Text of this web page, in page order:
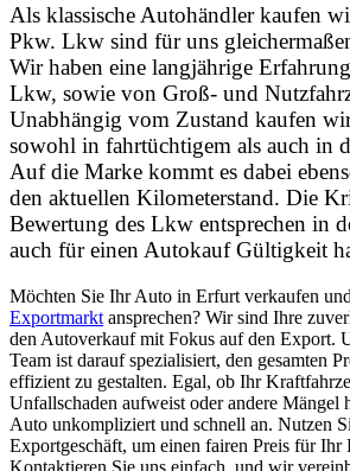
Als klassische Autohändler kaufen
Pkw. Lkw sind für uns
Wir haben eine langjährige
Lkw, sowie von Groß- und
Unabhängig vom Zustand kaufen
sowohl in fahrtüchtigem als auch in
Auf die Marke kommt es dabei
den aktuellen Kilometerstand. Die
Bewertung des Lkw entsprechen in
auch für einen Autokauf Gültigkeit
Möchten Sie Ihr Auto in Erfurt verkaufen
Exportmarkt ansprechen? Wir sind Ihre
den Autoverkauf mit Fokus auf den Export.
Team ist darauf spezialisiert, den gesamten
effizient zu gestalten. Egal, ob Ihr
Unfallschaden aufweist oder andere Mängel
Auto unkompliziert und schnell an. Nutzen
Exportgeschäft, um einen fairen Preis für Ihr
Kontaktieren Sie uns einfach, und wir